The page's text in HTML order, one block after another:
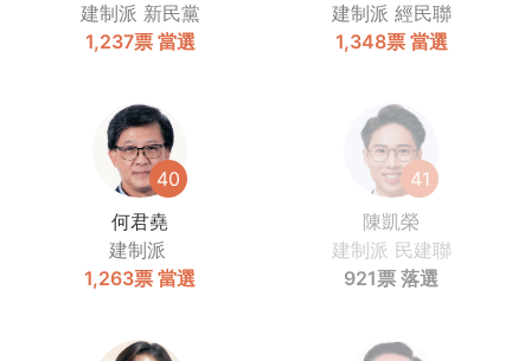
建制派 新民黨
1,237票 當選
建制派 經民聯
1,348票 當選
40
何君堯
建制派
1,263票 當選
41
陳凱榮
建制派 民建聯
921票 落選